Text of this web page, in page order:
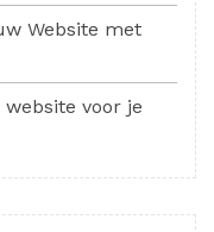
Website met
voor je